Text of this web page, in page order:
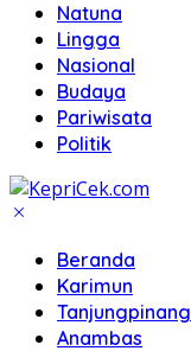
Natuna
Lingga
Nasional
Budaya
Pariwisata
Politik
Beranda
Karimun
Tanjungpinang
Anambas